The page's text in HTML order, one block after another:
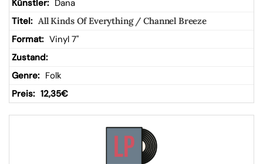
Dana
All Kinds Of Everything / Channel Breeze
Vinyl 7"
Folk
12,35€